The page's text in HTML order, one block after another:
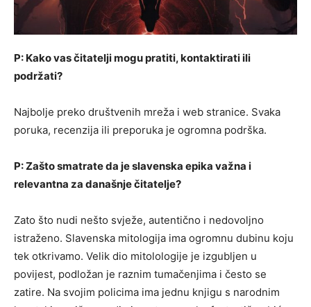
P: Kako vas čitatelji mogu pratiti, kontaktirati ili
podržati?
Najbolje preko društvenih mreža i web stranice. Svaka
poruka, recenzija ili preporuka je ogromna podrška.
P: Zašto smatrate da je slavenska epika važna i
relevantna za današnje čitatelje?
Zato što nudi nešto svježe, autentično i nedovoljno
istraženo. Slavenska mitologija ima ogromnu dubinu koju
tek otkrivamo. Velik dio mitolologije je izgubljen u
povijest, podložan je raznim tumačenjima i često se
zatire. Na svojim policima ima jednu knjigu s narodnim